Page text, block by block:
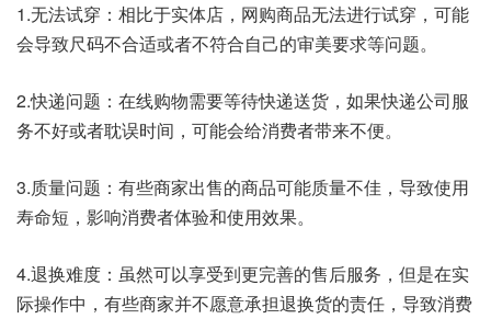
1.无法试穿：相比于实体店，网购商品无法进行试穿，可能
会导致尺码不合适或者不符合自己的审美要求等问题。
2.快递问题：在线购物需要等待快递送货，如果快递公司服
务不好或者耽误时间，可能会给消费者带来不便。
3.质量问题：有些商家出售的商品可能质量不佳，导致使用
寿命短，影响消费者体验和使用效果。
4.退换难度：虽然可以享受到更完善的售后服务，但是在实
际操作中，有些商家并不愿意承担退换货的责任，导致消费